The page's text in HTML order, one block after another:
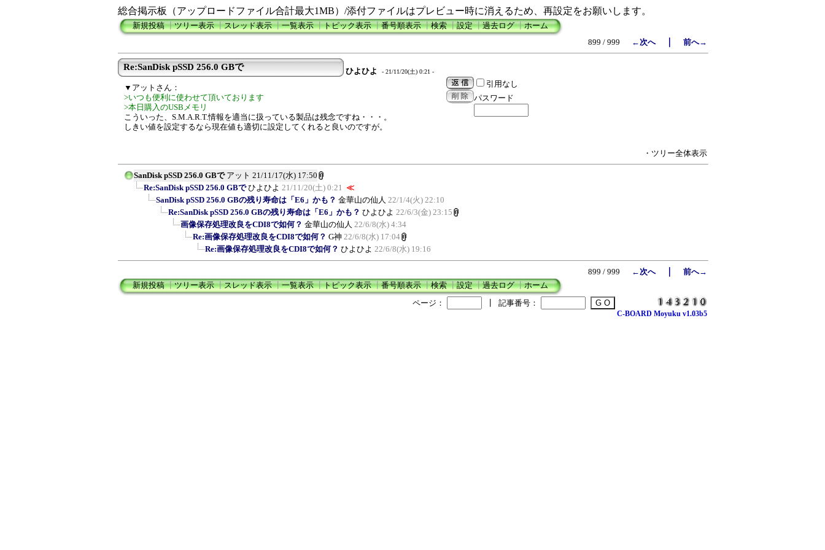
総合掲示板（アップロードファイル合計最大1MB）/添付ファイルはプレビュー時に消えるため、再設定をお願いします。
新規投稿┃ツリー表示┃スレッド表示┃一覧表示┃トピック表示┃番号順表示┃検索┃設定┃過去ログ┃ホーム
899 / 999
←次へ｜ 前へ→
Re:SanDisk pSSD 256.0 GBで ひよひよ - 21/11/20(土) 0:21 -
▼アットさん：
>いつも便利に使わせて頂いております
>本日購入のUSBメモリ
こういった、S.M.A.R.T.情報を適当に扱っている製品は残念ですね・・・。
しきい値を設定するなら現在値も適切に設定してくれると良いのですが。
引用なし
パスワード
・ツリー全体表示
SanDisk pSSD 256.0 GBで アット 21/11/17(水) 17:50
Re:SanDisk pSSD 256.0 GBで ひよひよ 21/11/20(土) 0:21 ≪
SanDisk pSSD 256.0 GBの残り寿命は「E6」かも？ 金華山の仙人 22/1/4(火) 22:10
Re:SanDisk pSSD 256.0 GBの残り寿命は「E6」かも？ ひよひよ 22/6/3(金) 23:15
画像保存処理改良をCDI8で如何？ 金華山の仙人 22/6/8(水) 4:34
Re:画像保存処理改良をCDI8で如何？ G神 22/6/8(水) 17:04
Re:画像保存処理改良をCDI8で如何？ ひよひよ 22/6/8(水) 19:16
899 / 999 ←次へ｜ 前へ→
新規投稿┃ツリー表示┃スレッド表示┃一覧表示┃トピック表示┃番号順表示┃検索┃設定┃過去ログ┃ホーム
ページ：
記事番号：
C-BOARD Moyuku v1.03b5